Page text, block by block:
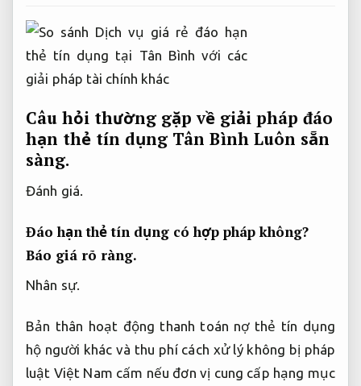
Câu hỏi thường gặp về giải pháp đáo
hạn thẻ tín dụng Tân Bình Luôn sẵn
sàng.
Đánh giá.
Đáo hạn thẻ tín dụng có hợp pháp không?
Báo giá rõ ràng.
Nhân sự.
Bản thân hoạt động thanh toán nợ thẻ tín dụng
hộ người khác và thu phí cách xử lý không bị pháp
luật Việt Nam cấm nếu đơn vị cung cấp hạng mục